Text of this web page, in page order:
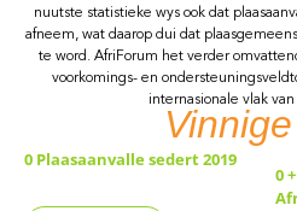
nuutste statistieke wys ook dat
afneem, wat daarop dui dat
te word. AfriForum het verder
voorkomings- en
internasionale vlak
Vinnige
0 Plaasaanvalle sedert 2019
0